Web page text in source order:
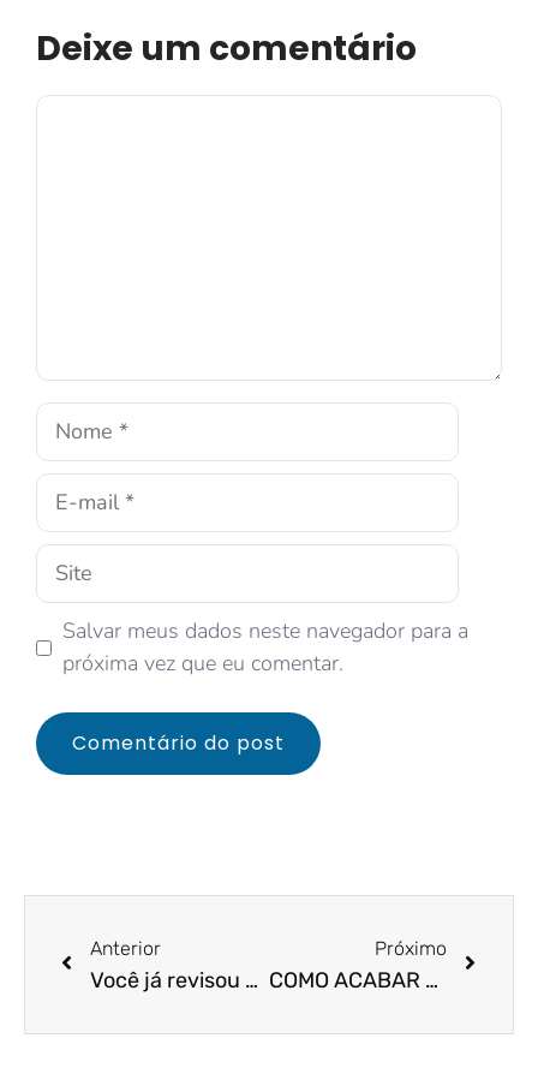
Deixe um comentário
Salvar meus dados neste navegador para a
próxima vez que eu comentar.
Anterior
Você já revisou seu plano de negócios empresarial para 2018?
Próximo
COMO ACABAR COM A DESMOTIVAÇÃO NO TRABALHO DE UMA VEZ POR TODAS?